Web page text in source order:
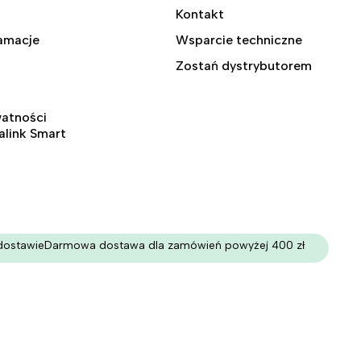
Smart
Kontakt
Wsparcie techniczne
Zostań dystrybutorem
Darmowa dostawa dla zamówień powyżej 400 zł